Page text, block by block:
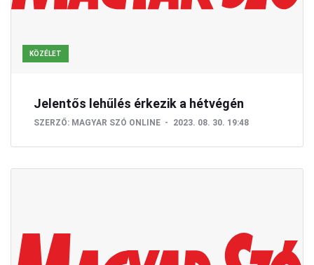
KÖZÉLET
Jelentős lehűlés érkezik a hétvégén
SZERZŐ: MAGYAR SZÓ ONLINE 2023. 08. 30. 19:48